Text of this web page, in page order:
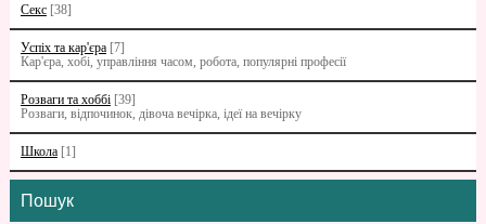
Секс [38]
Успіх та кар'єра [7]
Кар'єра, хобі, управління часом, робота, популярні професії
Розваги та хоббі [39]
Розваги, відпочинок, дівоча вечірка, ідеї на вечірку
Школа [1]
Пошук